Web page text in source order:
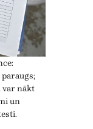
var nākt
un